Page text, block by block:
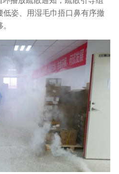
姿、用湿毛巾捂口鼻有序撤